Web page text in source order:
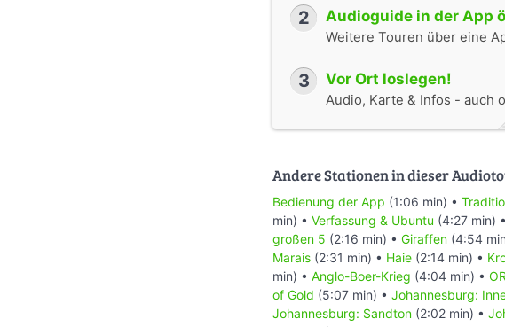
2 Audioguide in der App
Weitere Touren über eine
3 Vor Ort loslegen!
Audio, Karte & Infos - auch
Andere Stationen in dieser
Bedienung der App (1:06 min) •
min) • Verfassung & Ubuntu (4:27 min) •
großen 5 (2:16 min) • Giraffen (4:54
Marais (2:31 min) • Haie (2:14 min) •
min) • Anglo-Boer-Krieg (4:04 min) •
of Gold (5:07 min) • Johannesburg:
Johannesburg: Sandton (2:02 min) •